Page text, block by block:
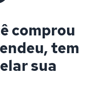
comprou
tem
sua